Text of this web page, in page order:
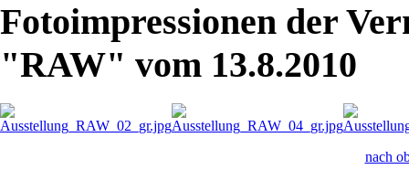
Fotoimpressionen der
"RAW" vom 13.8.2010
nach